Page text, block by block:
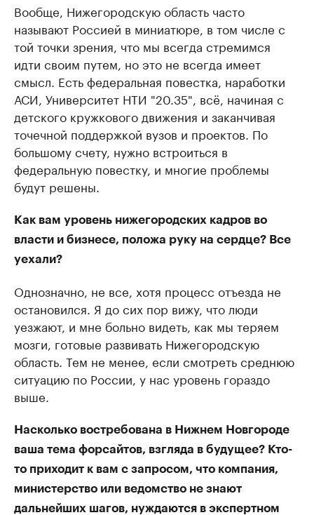
Вообще, Нижегородскую область часто
называют Россией в миниатюре, в том числе с
той точки зрения, что мы всегда стремимся
идти своим путем, но это не всегда имеет
смысл. Есть федеральная повестка, наработки
АСИ, Университет НТИ "20.35", всё, начиная с
детского кружкового движения и заканчивая
точечной поддержкой вузов и проектов. По
большому счету, нужно встроиться в
федеральную повестку, и многие проблемы
будут решены.
Как вам уровень нижегородских кадров во
власти и бизнесе, положа руку на сердце? Все
уехали?
Однозначно, не все, хотя процесс отъезда не
остановился. Я до сих пор вижу, что люди
уезжают, и мне больно видеть, как мы теряем
мозги, готовые развивать Нижегородскую
область. Тем не менее, если смотреть среднюю
ситуацию по России, у нас уровень гораздо
выше.
Насколько востребована в Нижнем Новгороде
ваша тема форсайтов, взгляда в будущее? Кто-
то приходит к вам с запросом, что компания,
министерство или ведомство не знают
дальнейших шагов, нуждаются в экспертном